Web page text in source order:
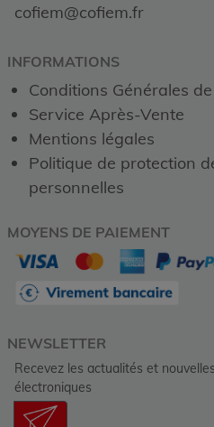
cofiem@cofiem.fr
INFORMATIONS
Conditions Générales
Service Après-Vente
Mentions légales
Politique de protection
personnelles
MOYENS DE PAIEMENT
NEWSLETTER
Recevez les actualités et
électroniques